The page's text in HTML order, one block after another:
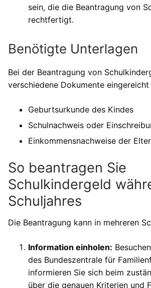
sein, die die Beantragung von
rechtfertigt.
Benötigte Unterlagen
Bei der Beantragung von
verschiedene Dokumente eingereicht
Geburtsurkunde des Kindes
Schulnachweis oder
Einkommensnachweise der
So beantragen Sie
Schulkindergeld
Schuljahres
Die Beantragung kann in mehreren
Information einholen:
des Bundeszentrale für
informieren Sie sich beim
über die genauen Kriterien und